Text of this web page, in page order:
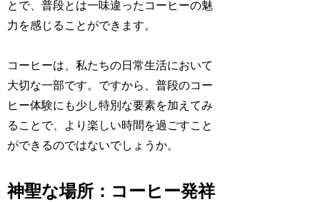
とで、普段とは一味違ったコーヒーの魅
力を感じることができます。
コーヒーは、私たちの日常生活において
大切な一部です。ですから、普段のコー
ヒー体験にも少し特別な要素を加えてみ
ることで、より楽しい時間を過ごすこと
ができるのではないでしょうか。
神聖な場所：コーヒー発祥